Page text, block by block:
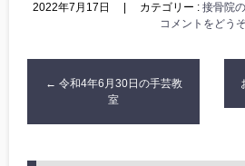
2022年7月17日 カテゴリー : 接骨院
コメントをどう
← 令和4年6月30日の手芸教
室